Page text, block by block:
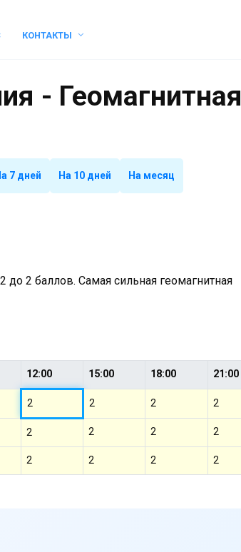
КОНТАКТЫ
- Геомагнитная
7 дней На 10 дней На месяц
до 2 баллов. Самая сильная геомагнитная
12:00 15:00 18:00 21:00
2 2 2 2
2 2 2 2
2 2 2 2